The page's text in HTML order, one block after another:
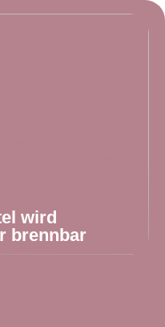
wird
brennbar